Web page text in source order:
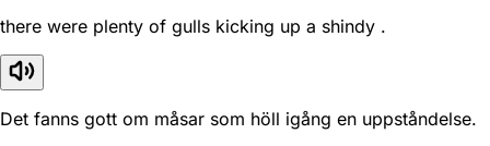
there were plenty of gulls kicking up a shindy .
Det fanns gott om måsar som höll igång en uppståndelse.